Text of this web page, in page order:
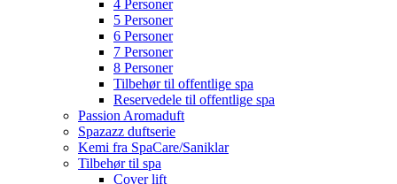
4 Personer
5 Personer
6 Personer
7 Personer
8 Personer
Tilbehør til offentlige spa
Reservedele til offentlige spa
Passion Aromaduft
Spazazz duftserie
Kemi fra SpaCare/Saniklar
Tilbehør til spa
Cover lift